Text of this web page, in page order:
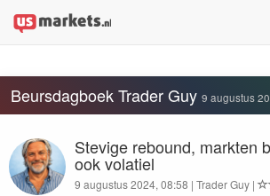
Beursdagboek Trader Guy 9 augustus
Stevige rebound, markten
ook volatiel
9 augustus 2024, 08:58 | Trader Guy |